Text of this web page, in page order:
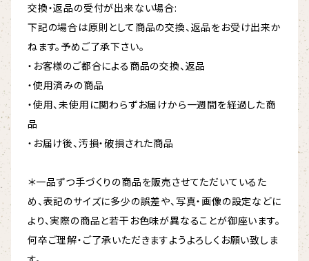
交換・返品の受付が出来ない場合:
下記の場合は原則として商品の交換、返品をお受け出来か
ねます。予めご了承下さい。
・お客様のご都合による商品の交換、返品
・使用済みの商品
・使用、未使用に関わらずお届けから一週間を経過した商
品
・お届け後、汚損・破損された商品
＊一品ずつ手づくりの商品を販売させてただいているた
め、表記のサイズに多少の誤差や、写真・画像の設定などに
より、実際の商品と若干お色味が異なることが御座います。
何卒ご理解・ご了承いただきますようよろしくお願い致しま